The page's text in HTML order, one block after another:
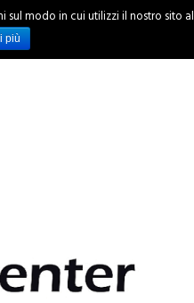
INCHIESTE
modo in cui utilizzi il nostro sito
più